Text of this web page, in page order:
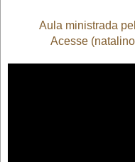
Aula ministrada
Acesse